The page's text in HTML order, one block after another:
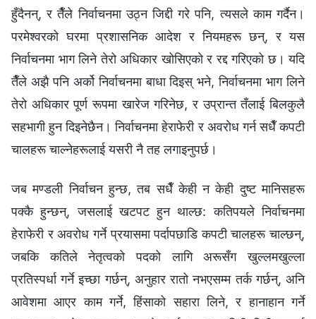
हुँदैनन्, र तैँले निर्वाचनमा उठ्न जिद्दी गरे पनि, त्यसले काम गर्दैन।
परमेश्‍वरको घरमा प्रशासनिक आदेश र नियमहरू छन्, र यस
निर्वाचनमा भाग लिने तेरो अधिकार खोसिएको र रद्द गरिएको छ। यदि
तैँले अझै पनि अर्को निर्वाचनमा बाधा दिइस् भने, निर्वाचनमा भाग लिने
तेरो अधिकार पूर्ण रूपमा खारेज गरिनेछ, र उप्रान्त तँलाई बिलकुलै
सहभागी हुन दिइनेछैन। निर्वाचनमा हेराफेरी र अवरोध गर्न सधैँ कपटी
चालहरू चाल्‍नेहरूलाई यसरी नै तह लगाइनुपर्छ।
जब मण्डली निर्वाचन हुन्छ, तब सधैँ केही न केही दुष्ट मानिसहरू
पक्‍कै हुन्छन्, जसलाई खटपट हुन थाल्छ: कतिपयले निर्वाचनमा
हेराफेरी र अवरोध गर्ने प्रयासमा पर्दापछाडि कपटी चालहरू चाल्छन्,
जबकि कतिले नेतृत्वको पदको लागि अरूसँग खुल्‍लमखुल्ला
प्रतिस्पर्धा गर्ने इच्छा गर्छन्, अनुहार रातो नभएसम्म तर्क गर्छन्, अनि
आवेशमा आएर काम गर्ने, हिंसाको सहारा लिने, र हानाहान गर्ने